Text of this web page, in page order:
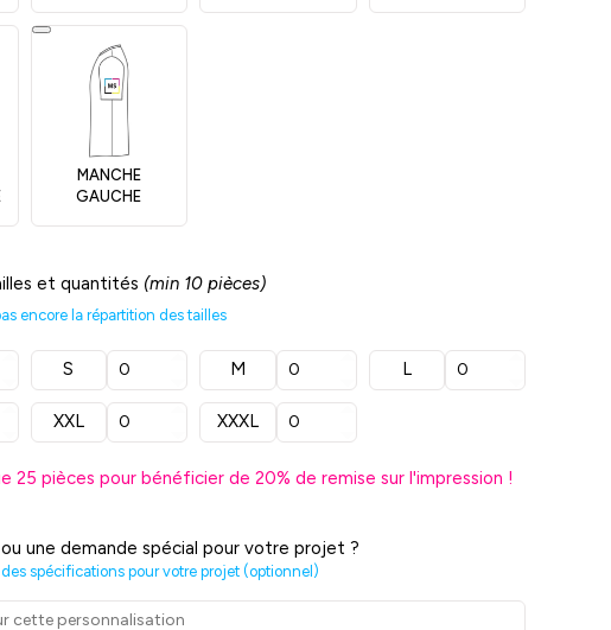
MANCHE
GAUCHE
et quantités (min 10 pièces)
encore la répartition des tailles
S M L
XXL XXXL
25 pièces pour bénéficier de 20% de remise sur l'impression !
une demande spécial pour votre projet ?
spécifications pour votre projet (optionnel)